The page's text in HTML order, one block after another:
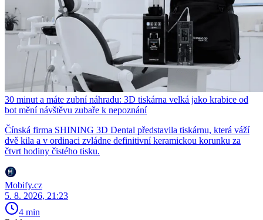
30 minut a máte zubní náhradu: 3D tiskárna velká jako krabice od
bot mění návštěvu zubaře k nepoznání
Čínská firma SHINING 3D Dental představila tiskárnu, která váží
dvě kila a v ordinaci zvládne definitivní keramickou korunku za
čtvrt hodiny čistého tisku.
Mobify.cz
5. 8. 2026, 21:23
4 min